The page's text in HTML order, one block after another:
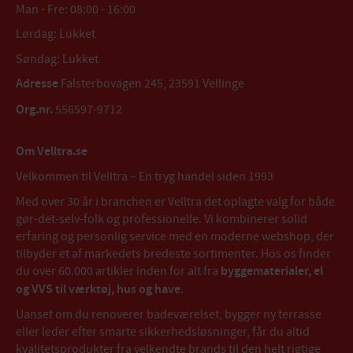
Man - Fre: 08:00 - 16:00
Lørdag: Lukket
Søndag: Lukket
Adresse Falsterbovägen 245, 23591 Vellinge
Org.nr. 556597-9712
Om Velltra.se
Velkommen til Velltra – En tryg handel siden 1993
Med over 30 år i branchen er Velltra det oplagte valg for både
gør-det-selv-folk og professionelle. Vi kombinerer solid
erfaring og personlig service med en moderne webshop, der
tilbyder et af markedets bredeste sortimenter. Hos os finder
du over 60.000 artikler inden for alt fra byggematerialer, el
og VVS til værktøj, hus og have.
Uanset om du renoverer badeværelset, bygger ny terrasse
eller leder efter smarte sikkerhedsløsninger, får du altid
kvalitetsprodukter fra velkendte brands til den helt rigtige